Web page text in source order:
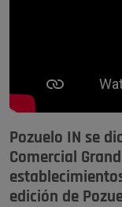
Pozuelo IN se
Comercial
edición de